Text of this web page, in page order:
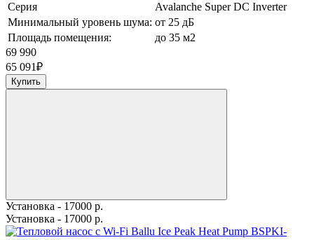
Серия
Avalanche Super DC Inverter
Минимальный уровень шума: от 25 дБ
Площадь помещения:
до 35 м2
69 990
65 091₽
Купить
Установка - 17000 р.
Установка - 17000 р.